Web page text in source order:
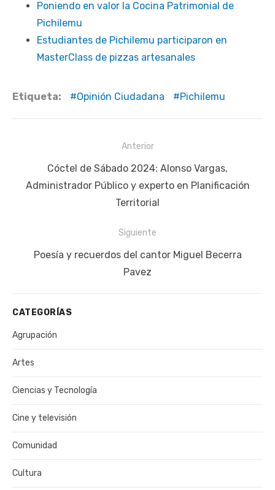
Poniendo en valor la Cocina Patrimonial de
Pichilemu
Estudiantes de Pichilemu participaron en
MasterClass de pizzas artesanales
Etiqueta: Opinión Ciudadana Pichilemu
entradas
Anterior
Publicación
anterior:
Cóctel de Sábado 2024: Alonso Vargas,
Administrador Público y experto en Planificación
Territorial
Siguiente
Siguiente
Poesía y recuerdos del cantor Miguel Becerra
Pavez
CATEGORÍAS
Agrupación
Artes
Ciencias y Tecnología
Cine y televisión
Comunidad
Cultura